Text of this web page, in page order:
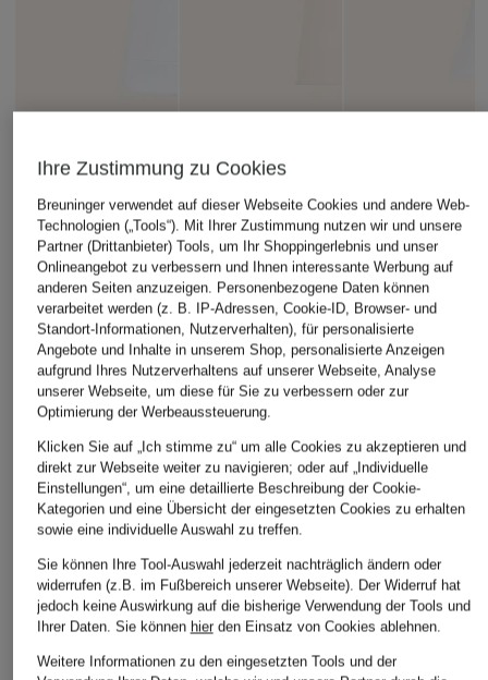
+Aktionsrabatt
lilienfels
T-Shirt
49,99 €
Bestpreis: 89,99 €
darling harbour
T-Shirt
39,99 €
SAMSØE SAMSØE
Strickjacke SAJUNI
80 €
Weitere Kategorien
Ihre Zustimmung zu Cookies
Breuninger verwendet auf dieser Webseite Cookies und andere Web-
Technologien („Tools“). Mit Ihrer Zustimmung nutzen wir und unsere
Partner (Drittanbieter) Tools, um Ihr Shoppingerlebnis und unser
Onlineangebot zu verbessern und Ihnen interessante Werbung auf
anderen Seiten anzuzeigen. Personenbezogene Daten können
verarbeitet werden (z. B. IP-Adressen, Cookie-ID, Browser- und
Standort-Informationen, Nutzerverhalten), für personalisierte
Angebote und Inhalte in unserem Shop, personalisierte Anzeigen
aufgrund Ihres Nutzerverhaltens auf unserer Webseite, Analyse
unserer Webseite, um diese für Sie zu verbessern oder zur
Optimierung der Werbeaussteuerung.
Klicken Sie auf „Ich stimme zu“ um alle Cookies zu akzeptieren und
direkt zur Webseite weiter zu navigieren; oder auf „Individuelle
Einstellungen“, um eine detaillierte Beschreibung der Cookie-
Kategorien und eine Übersicht der eingesetzten Cookies zu erhalten
sowie eine individuelle Auswahl zu treffen.
Sie können Ihre Tool-Auswahl jederzeit nachträglich ändern oder
widerrufen (z.B. im Fußbereich unserer Webseite). Der Widerruf hat
jedoch keine Auswirkung auf die bisherige Verwendung der Tools und
Ihrer Daten. Sie können hierden Einsatz von Cookies ablehnen.
Weitere Informationen zu den eingesetzten Tools und der